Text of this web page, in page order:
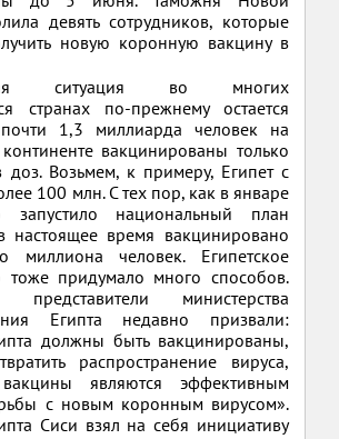
девять сотрудников, которые
новую коронную вакцину в
ситуация во многих
странах по-прежнему остается
1,3 миллиарда человек на
вакцинированы только
Возьмем, к примеру, Египет с
100 млн. С тех пор, как в январе
запустило национальный план
настоящее время вакцинировано
миллиона человек. Египетское
тоже придумало много способов.
представители министерства
Египта недавно призвали:
должны быть вакцинированы,
распространение вируса,
являются эффективным
с новым коронным вирусом».
Сиси взял на себя инициативу